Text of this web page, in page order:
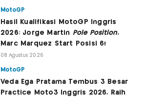
MotoGP
Hasil Kualifikasi MotoGP Inggris
2026: Jorge Martin Pole Position,
Marc Marquez Start Posisi 6!
08 Agustus 2026
MotoGP
Veda Ega Pratama Tembus 3 Besar
Practice Moto3 Inggris 2026, Raih